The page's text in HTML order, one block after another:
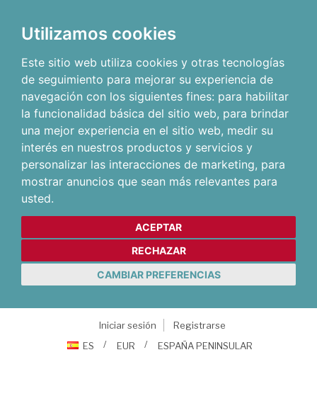
Utilizamos cookies
Este sitio web utiliza cookies y otras tecnologías
de seguimiento para mejorar su experiencia de
navegación con los siguientes fines: para habilitar
la funcionalidad básica del sitio web, para brindar
una mejor experiencia en el sitio web, medir su
interés en nuestros productos y servicios y
personalizar las interacciones de marketing, para
mostrar anuncios que sean más relevantes para
usted.
ACEPTAR
RECHAZAR
CAMBIAR PREFERENCIAS
Iniciar sesión
Registrarse
ES
EUR ESPAÑA PENINSULAR